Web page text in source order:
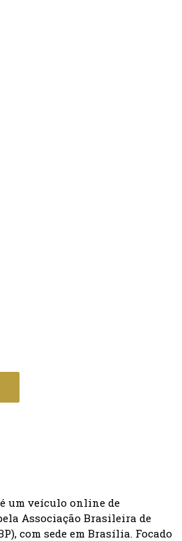
um veículo online de
Associação Brasileira de
com sede em Brasília. Focado